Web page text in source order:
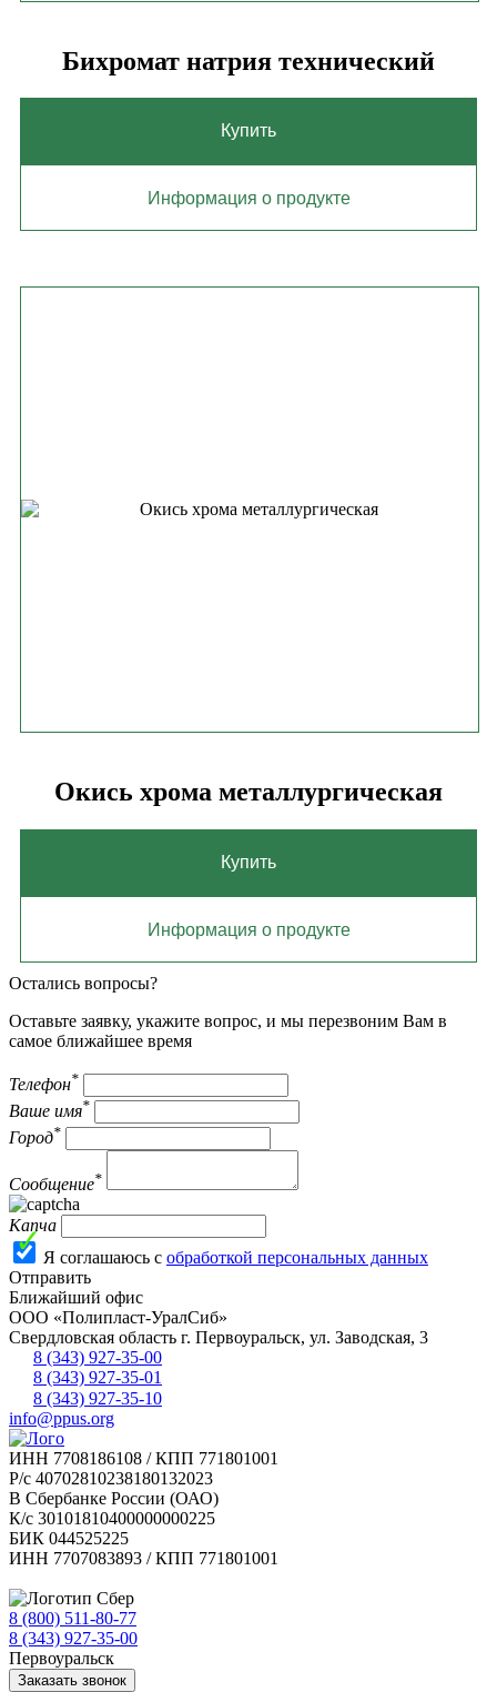
Бихромат натрия технический
Купить
Информация о продукте
Окись хрома металлургическая
Купить
Информация о продукте
Остались вопросы?
Оставьте заявку, укажите вопрос, и мы перезвоним Вам в
самое ближайшее время
Телефон*
Ваше имя*
Город*
Сообщение*
Капча
Я соглашаюсь с обработкой персональных данных
Отправить
Ближайший офис
ООО «Полипласт-УралСиб»
Свердловская область г. Первоуральск, ул. Заводская, 3
8 (343) 927-35-00
8 (343) 927-35-01
8 (343) 927-35-10
info@ppus.org
ИНН 7708186108 / КПП 771801001
Р/с 40702810238180132023
В Сбербанке России (ОАО)
К/с 30101810400000000225
БИК 044525225
ИНН 7707083893 / КПП 771801001
8 (800) 511-80-77
8 (343) 927-35-00
Первоуральск
Заказать звонок